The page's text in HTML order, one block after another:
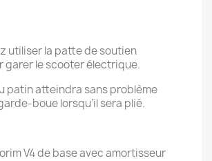
utiliser la patte de soutien
garer le scooter électrique.
patin atteindra sans problème
boue lorsqu’il sera plié.
V4 de base avec amortisseur